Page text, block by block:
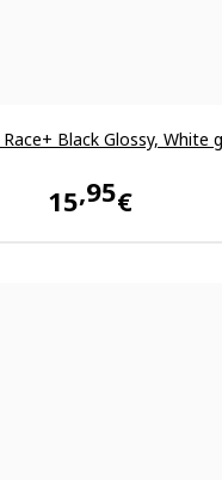
Black Glossy, White
15 95€